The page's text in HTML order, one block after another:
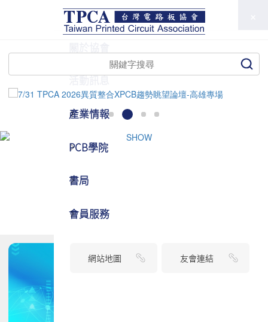
TPCA
活動訊息
產業情報
PCB學院
書局
會員服務
網站地圖 友會連結